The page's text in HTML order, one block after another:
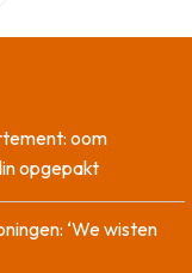
oom
opgepakt
‘We wisten